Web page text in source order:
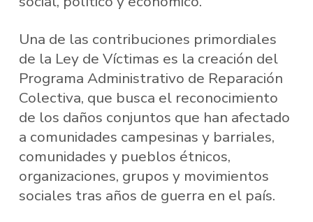
Una de las contribuciones primordiales
de la Ley de Víctimas es la creación del
Programa Administrativo de Reparación
Colectiva, que busca el reconocimiento
de los daños conjuntos que han afectado
a comunidades campesinas y barriales,
comunidades y pueblos étnicos,
organizaciones, grupos y movimientos
sociales tras años de guerra en el país.